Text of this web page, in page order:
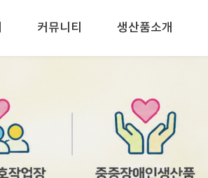
커뮤니티 생산품소개